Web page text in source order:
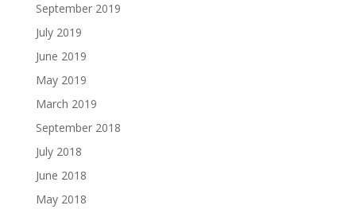
September 2019
July 2019
June 2019
May 2019
March 2019
September 2018
July 2018
June 2018
May 2018